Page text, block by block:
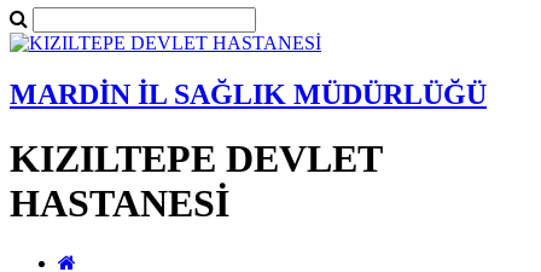
MARDİN İL SAĞLIK MÜDÜRLÜĞÜ
KIZILTEPE DEVLET
HASTANESİ